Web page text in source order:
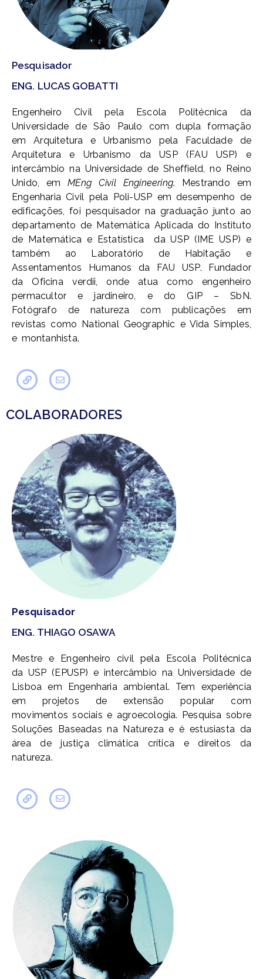
Pesquisador
ENG. LUCAS GOBATTI
Engenheiro Civil pela Escola Politécnica da
Universidade de São Paulo com dupla formação
em Arquitetura e Urbanismo pela Faculdade de
Arquitetura e Urbanismo da USP (FAU USP) e
intercâmbio na Universidade de Sheffield, no Reino
Unido, emMEng Civil Engineering. Mestrando em
Engenharia Civil pela Poli-USP em desempenho de
edificações, foi pesquisador na graduação junto ao
departamento de Matemática Aplicada do Instituto
de Matemática e Estatística da USP (IME USP) e
também ao Laboratório de Habitação e
Assentamentos Humanos da FAU USP. Fundador
da Oficina verdii, onde atua como engenheiro
permacultor e jardineiro, e do GIP – SbN.
Fotógrafo de natureza com publicações em
revistas como National Geographic e Vida Simples,
e montanhista.
COLABORADORES
Pesquisador
ENG. THIAGO OSAWA
Mestre e Engenheiro civil pela Escola Politécnica
da USP (EPUSP) e intercâmbio na Universidade de
Lisboa em Engenharia ambiental. Tem experiência
em projetos de extensão popular com
movimentos sociais e agroecologia. Pesquisa sobre
Soluções Baseadas na Natureza e é estusiasta da
área de justiça climática crítica e direitos da
natureza.